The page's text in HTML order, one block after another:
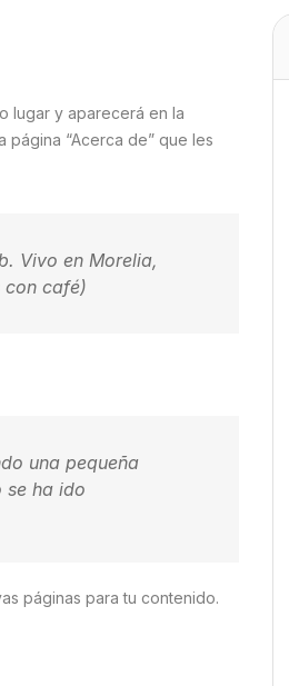
lugar y aparecerá en la
página “Acerca de” que les
Vivo en Morelia,
con café)
una pequeña
se ha ido
páginas para tu contenido.